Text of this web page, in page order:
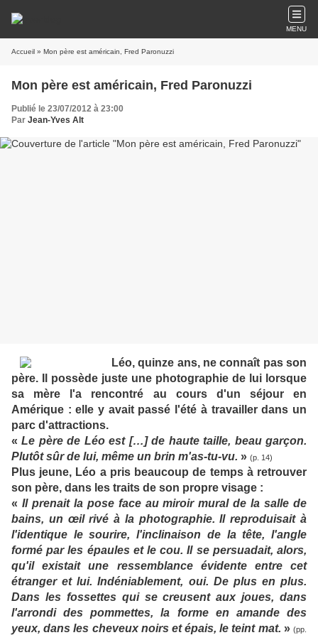
MENU
Accueil » Mon père est américain, Fred Paronuzzi
Mon père est américain, Fred Paronuzzi
Publié le 23/07/2012 à 23:00
Par Jean-Yves Alt
Léo, quinze ans, ne connaît pas son
père. Il possède juste une photographie de lui lorsque
sa mère l'a rencontré au cours d'un séjour en
Amérique : elle y avait passé l'été à travailler dans un
parc d'attractions.
«Le père de Léo est […] de haute taille, beau garçon.
Plutôt sûr de lui, même un brin m'as-tu-vu. » (p. 14)
Plus jeune, Léo a pris beaucoup de temps à retrouver
son père, dans les traits de son propre visage :
« Il prenait la pose face au miroir mural de la salle de
bains, un œil rivé à la photographie. Il reproduisait à
l'identique le sourire, l'inclinaison de la tête, l'angle
formé par les épaules et le cou. Il se persuadait, alors,
qu'il existait une ressemblance évidente entre cet
étranger et lui. Indéniablement, oui. De plus en plus.
Dans les fossettes qui se creusent aux joues, dans
l'arrondi des pommettes, la forme en amande des
yeux, dans les cheveux noirs et épais, le teint mat. » (pp.